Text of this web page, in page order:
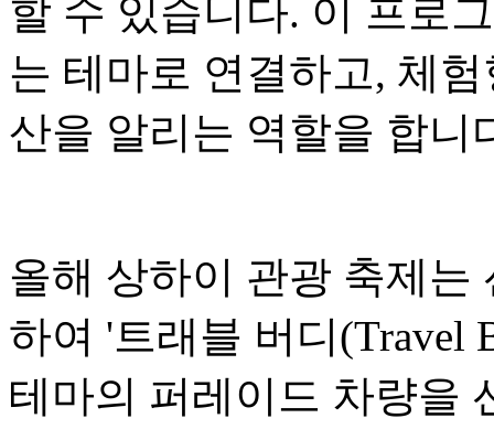
할 수 있습니다. 이 프로
는 테마로 연결하고, 체
산을 알리는 역할을 합니
올해 상하이 관광 축제는
하여 '트래블 버디(Travel
테마의 퍼레이드 차량을